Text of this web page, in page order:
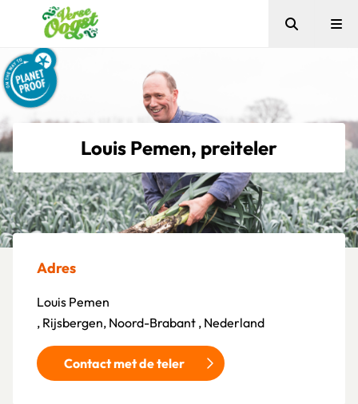
Verse Oogst
Zoeken
Louis Pemen, preiteler
Adres
Louis Pemen
, Rijsbergen, Noord-Brabant , Nederland
Contact met de teler